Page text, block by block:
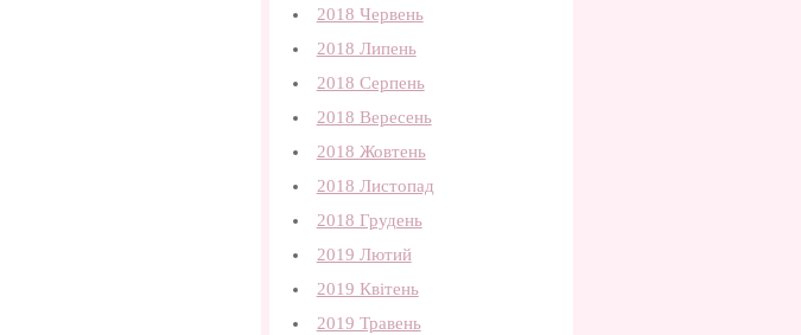
2018 Червень
2018 Липень
2018 Серпень
2018 Вересень
2018 Жовтень
2018 Листопад
2018 Грудень
2019 Лютий
2019 Квітень
2019 Травень